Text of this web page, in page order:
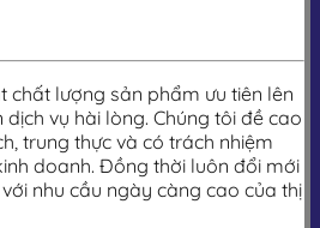
chất lượng sản phẩm ưu tiên lên
vụ hài lòng. Chúng tôi đề cao
trung thực và có trách nhiệm
doanh. Đồng thời luôn đổi mới
nhu cầu ngày càng cao của thị